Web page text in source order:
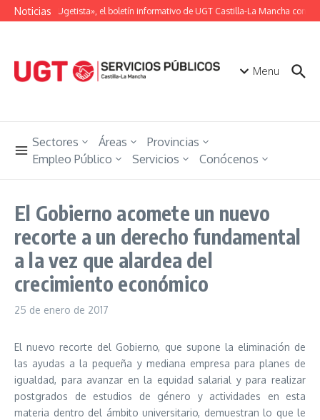
Saltar al contenido
Noticias
«Unión Ugetista», el boletín informativo de UGT Castilla-La Mancha con
Menu
Sectores Áreas
Provincias
Empleo Público
Servicios Conócenos
El Gobierno acomete un nuevo
recorte a un derecho fundamental
a la vez que alardea del
crecimiento económico
25 de enero de 2017
El nuevo recorte del Gobierno, que supone la eliminación de
las ayudas a la pequeña y mediana empresa para planes de
igualdad, para avanzar en la equidad salarial y para realizar
postgrados de estudios de género y actividades en esta
materia dentro del ámbito universitario, demuestran lo que le